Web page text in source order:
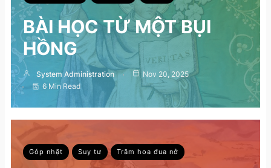
BÀI HỌC TỪ MỘT BỤI
HỒNG
System Administration
Nov 20, 2025
6 Min Read
Góp nhặt Suy tư Trăm hoa đua nở